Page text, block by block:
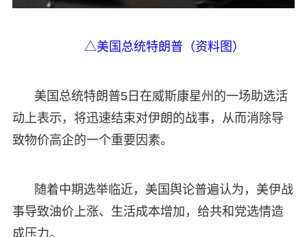
△美国总统特朗普（资料图）
美国总统特朗普5日在威斯康星州的一场助选活
动上表示，将迅速结束对伊朗的战事，从而消除导
致物价高企的一个重要因素。
随着中期选举临近，美国舆论普遍认为，美伊战
事导致油价上涨、生活成本增加，给共和党选情造
成压力。